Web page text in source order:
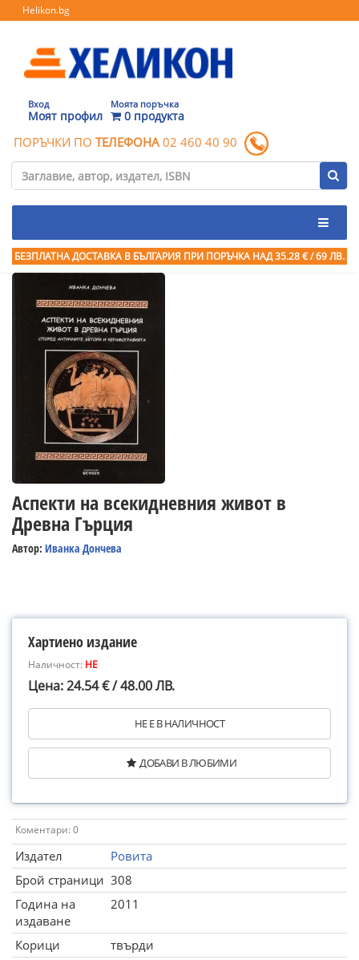
Helikon.bg
Вход
Моят профил
Моята поръчка
0 продукта
ПОРЪЧКИ ПО ТЕЛЕФОНА 02 460 40 90
БЕЗПЛАТНА ДОСТАВКА В БЪЛГАРИЯ ПРИ ПОРЪЧКА НАД 35.28 € / 69 ЛВ.
Аспекти на всекидневния живот в
Древна Гърция
Автор: Иванка Дончева
Хартиено издание
Наличност: НЕ
Цена: 24.54 € / 48.00 ЛВ.
НЕ Е В НАЛИЧНОСТ
ДОБАВИ В ЛЮБИМИ
Коментари: 0
Издател
Ровита
Брой страници 308
Година на
издаване
2011
Корици
твърди